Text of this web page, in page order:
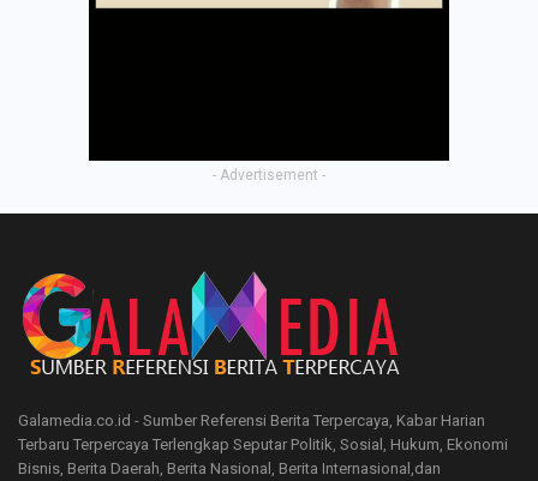
- Advertisement -
Galamedia.co.id - Sumber Referensi Berita Terpercaya, Kabar Harian
Terbaru Terpercaya Terlengkap Seputar Politik, Sosial, Hukum, Ekonomi
Bisnis, Berita Daerah, Berita Nasional, Berita Internasional,dan